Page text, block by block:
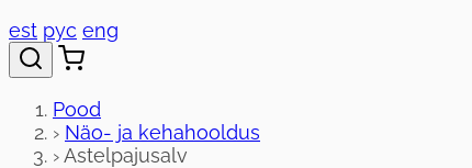
est рус eng
Pood
› Näo- ja kehahooldus
›Astelpajusalv